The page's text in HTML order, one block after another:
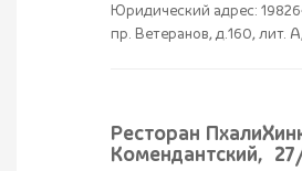
Юридический адрес:
пр. Ветеранов, д.160, лит.
Ресторан
Комендантский,